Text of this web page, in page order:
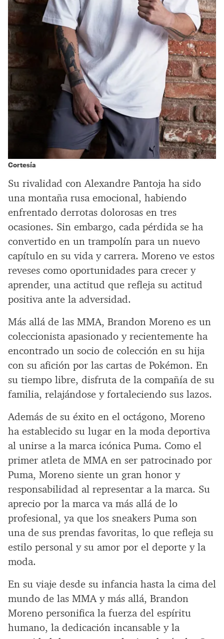
Cortesía
Su rivalidad con Alexandre Pantoja ha sido
una montaña rusa emocional, habiendo
enfrentado derrotas dolorosas en tres
ocasiones. Sin embargo, cada pérdida se ha
convertido en un trampolín para un nuevo
capítulo en su vida y carrera. Moreno ve estos
reveses como oportunidades para crecer y
aprender, una actitud que refleja su actitud
positiva ante la adversidad.
Más allá de las MMA, Brandon Moreno es un
coleccionista apasionado y recientemente ha
encontrado un socio de colección en su hija
con su afición por las cartas de Pokémon. En
su tiempo libre, disfruta de la compañía de su
familia, relajándose y fortaleciendo sus lazos.
Además de su éxito en el octágono, Moreno
ha establecido su lugar en la moda deportiva
al unirse a la marca icónica Puma. Como el
primer atleta de MMA en ser patrocinado por
Puma, Moreno siente un gran honor y
responsabilidad al representar a la marca. Su
aprecio por la marca va más allá de lo
profesional, ya que los sneakers Puma son
una de sus prendas favoritas, lo que refleja su
estilo personal y su amor por el deporte y la
moda.
En su viaje desde su infancia hasta la cima del
mundo de las MMA y más allá, Brandon
Moreno personifica la fuerza del espíritu
humano, la dedicación incansable y la